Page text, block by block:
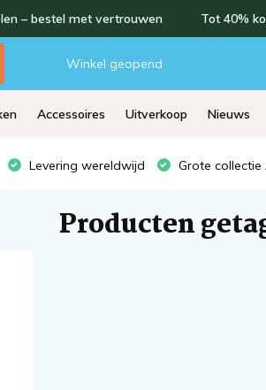
– bestel met vertrouwen Tot 40%
Winkel geopend
Accessoires Uitverkoop Nieuws
Levering wereldwijd Grote collectie
Producten